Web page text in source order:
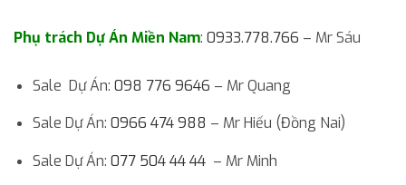
Phụ trách Dự Án Miền Nam: 0933.778.766 – Mr Sáu
Sale Dự Án: 098 776 9646 – Mr Quang
Sale Dự Án: 0966 474 988 – Mr Hiếu (Đồng Nai)
Sale Dự Án: 077 504 44 44– Mr Minh